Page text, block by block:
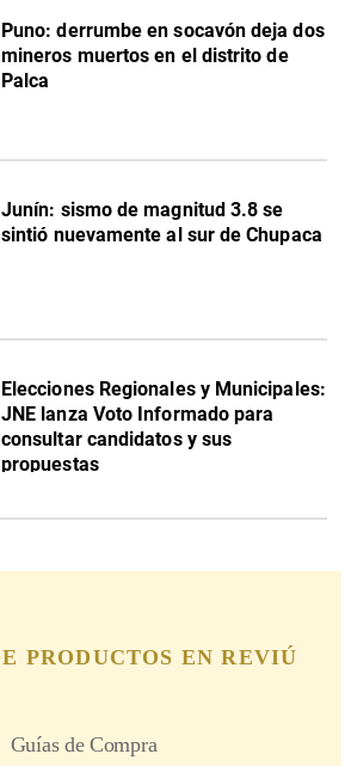
Puno: derrumbe en socavón deja dos
mineros muertos en el distrito de
Palca
Junín: sismo de magnitud 3.8 se
sintió nuevamente al sur de Chupaca
Elecciones Regionales y Municipales:
JNE lanza Voto Informado para
consultar candidatos y sus
propuestas